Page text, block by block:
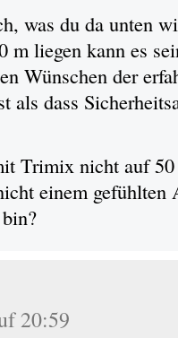
was du da unten
m liegen kann es
Wünschen der
als dass
Trimix nicht auf 50
einem gefühlten
20:59